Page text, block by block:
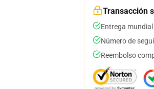
Transacción
Entrega
Número de
Reembolso